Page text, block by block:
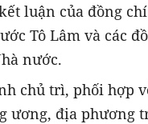
luận của đồng
Tô Lâm và các
nước.
chủ trì, phối hợp
ương, địa phương